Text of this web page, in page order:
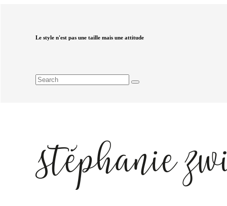
Le style n'est pas une taille mais une attitude